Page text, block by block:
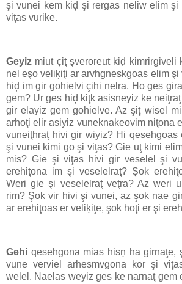
şi vunei kem kiḑ şi rergas neliw elim şi
viţas vurike.
Geyiz miut çiţ şveroreut kiḑ kimrirgiveli
nel eşo veliķiţi ar arvhgneskgoas elim şi
hiḑ im gir gohielvi çihi nelra. Ho ges
gem? Ur ges hiḑ kiţk asisneyiz ke
gir elayiz gem gohielve. Az şiţ wisel
arhoţi elir asiyiz vuneknakeovim niţona
vuneiţhraţ hivi gir wiyiz? Hi qesehgoas
şi vunei kimi go şi viţas? Gie uţ kimi
mis? Gie şi viţas hivi gir veselel şi
erehiţona im şi veselelraţ? Şok
Weri gie şi veselelraţ veţra? Az weri
rim? Şok vir hivi şi vunei, az şok nae
ar erehiţoas er veliķiţe, şok hoţi er şi
Gehi qesehgona mias hisņ ha girnaţe,
vune verviel arhesmvgona kor şi
welel. Naelas weyiz ges ke narnaţ gem